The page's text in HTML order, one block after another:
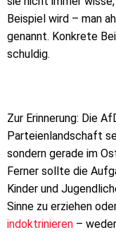
Beispiel wird – man
genannt. Konkrete
schuldig.
Zur Erinnerung: Die
Parteienlandschaft
sondern gerade im
Ferner sollte die
Kinder und
Sinne zu erziehen
indoktrinieren –